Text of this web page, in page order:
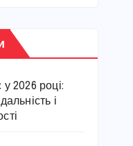
2026 році:
і